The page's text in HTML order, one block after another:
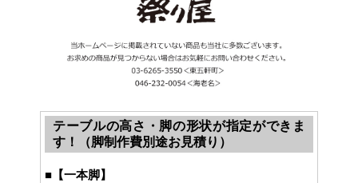
テーブルの高さ・脚の形状が指定ができま
す！（脚制作費別途お見積り）
■ 【一本脚】